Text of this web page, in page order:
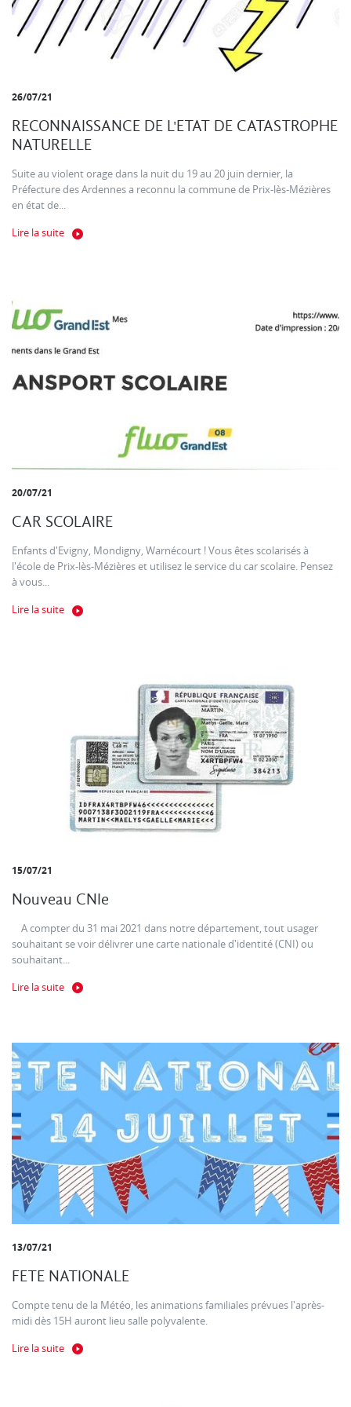
26/07/21
RECONNAISSANCE DE L'ETAT DE CATASTROPHE
NATURELLE
Suite au violent orage dans la nuit du 19 au 20 juin dernier, la
Préfecture des Ardennes a reconnu la commune de Prix-lès-Mézières
en état de...
Lire la suite
20/07/21
CAR SCOLAIRE
Enfants d'Evigny, Mondigny, Warnécourt ! Vous êtes scolarisés à
l'école de Prix-lès-Mézières et utilisez le service du car scolaire. Pensez
à vous...
Lire la suite
15/07/21
Nouveau CNIe
A compter du 31 mai 2021 dans notre département, tout usager
souhaitant se voir délivrer une carte nationale d'identité (CNI) ou
souhaitant...
Lire la suite
13/07/21
FETE NATIONALE
Compte tenu de la Météo, les animations familiales prévues l'après-
midi dès 15H auront lieu salle polyvalente.
Lire la suite